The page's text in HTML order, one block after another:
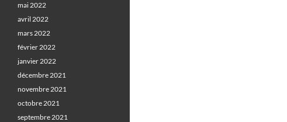
mai 2022
avril 2022
mars 2022
février 2022
janvier 2022
décembre 2021
novembre 2021
octobre 2021
septembre 2021